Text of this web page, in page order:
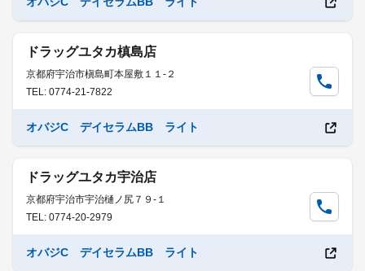
ドラッグユタカ槙島店
京都府宇治市槇島町本屋敷１１-２
TEL: 0774-21-7822
オバジC デイセラムBB ライト
ドラッグユタカ宇治店
京都府宇治市宇治樋ノ尻７９-１
TEL: 0774-20-2979
オバジC デイセラムBB ライト